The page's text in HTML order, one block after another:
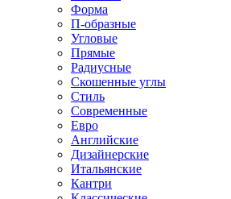
Форма
П-образные
Угловые
Прямые
Радиусные
Скошенные углы
Стиль
Современные
Евро
Английские
Дизайнерские
Итальянские
Кантри